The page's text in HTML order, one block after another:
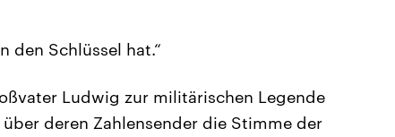
den Schlüssel hat.“
Ludwig zur militärischen Legende
deren Zahlensender die Stimme der